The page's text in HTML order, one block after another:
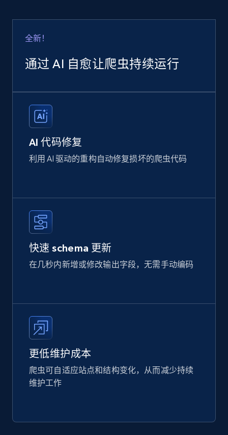
全新！
通过 AI 自愈让爬虫持续运行
AI 代码修复
利用 AI 驱动的重构自动修复损坏的爬虫代码
快速 schema 更新
在几秒内新增或修改输出字段，无需手动编码
更低维护成本
爬虫可自适应站点和结构变化，从而减少持续
维护工作